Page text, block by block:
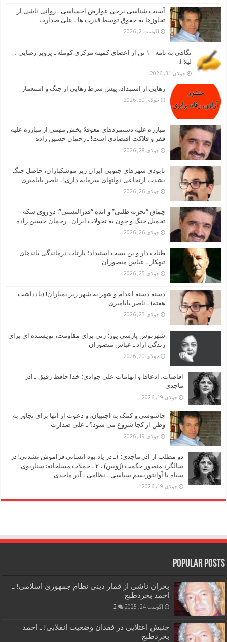
آسیب شناسی برخی عوارض احساسی ـ روانی ناشی از
تجاوزها به حقوق توسط قدرت ها ـ علی صدارت
آگوست 2, 2026
نگاهی به نامه ۱۰ تن از اعضای کمیته مرکزی کومله ـ پرویز رضایی ،
لیلا ا.
جولای 31, 2026
رهایی از استبداد، پیش شرط رهایی از جنگ و استعمار
جولای 30, 2026
مبارزه علیه دستمزدهای معوقهُ بخش مهمی از مبارزه علیه
فقر و فلاکت اقتصادی است! ـ رحمان حسین زاده
جولای 28, 2026
نابودی شهرهای جنوبی ایران زیر موشکباران، حاصل جنگ
بشدت ارتجاعی دولتهای سرمایه داری! ـ ناصر بابامیری
جولای 26, 2026
چماق “تجزیه طلبی” و ایده “فدرالیستی”: دو روی سکه
تحمیل جنگ و خون به تحولات ایران ـ رحمان حسین زاده
جولای 26, 2026
طناب دار و بن بست استبداد؛ بازتاب درماندگی باندهای
تبهکار ـ عباس منصوران
جولای 25, 2026
دسته دسته اعدام و شهر به شهر زیر بمباران! (یادداشت
هفته) ـ ناصر بابامیری
جولای 23, 2026
شهرنوش پارسی پور؛ زنی برای مقاومت، نویسنده ای برای
زندگی آزاد ـ عباس منصوران
جولای 20, 2026
افاضات، ادعاها و اتهامات علی جوادی؛ خدا حافظ رفیق ـ آذر
ماجدی
جولای 19, 2026
جاسوسی و کمک به اجنبیان، و دعوت از آنها برای تجاوز به
وطن از کجا شروع می شود؟ ـ علی صدارت
جولای 19, 2026
دو مطلب از آذر ماجدی: ۱ـ در یاد بود انسانی فراموش نشدنی! در
سالگرد منصور حکمت (ژوبین) ، ۲ ـ حملات مسلحانه: سناریوی
سیاه یا آوانتوریسم سیاسی ـ نظامی ـ آذر ماجدی
جولای 19, 2026
Popular Posts
بحران ناشی از قمار دینی نظام جمهوری اسلامی! ـ
احمد بخردطبع
آگوست 24, 2025 2
جنبش اعتلایی در فقدان وضعیت انقلابی! ـ احمد
بخردطبع